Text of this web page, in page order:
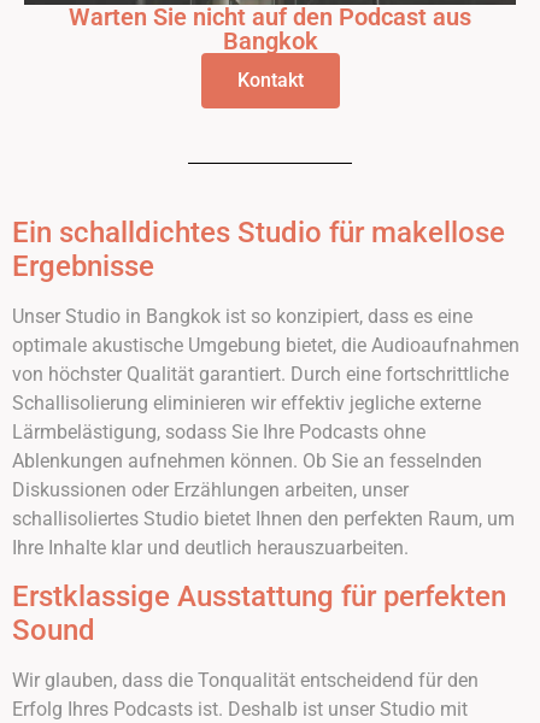
Warten Sie nicht auf den Podcast aus
Bangkok
Kontakt
Ein schalldichtes Studio für makellose
Ergebnisse
Unser Studio in Bangkok ist so konzipiert, dass es eine
optimale akustische Umgebung bietet, die Audioaufnahmen
von höchster Qualität garantiert. Durch eine fortschrittliche
Schallisolierung eliminieren wir effektiv jegliche externe
Lärmbelästigung, sodass Sie Ihre Podcasts ohne
Ablenkungen aufnehmen können. Ob Sie an fesselnden
Diskussionen oder Erzählungen arbeiten, unser
schallisoliertes Studio bietet Ihnen den perfekten Raum, um
Ihre Inhalte klar und deutlich herauszuarbeiten.
Erstklassige Ausstattung für perfekten
Sound
Wir glauben, dass die Tonqualität entscheidend für den
Erfolg Ihres Podcasts ist. Deshalb ist unser Studio mit